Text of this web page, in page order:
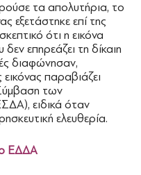
τα απολυτήρια, το
εξετάστηκε επί της
ότι η εικόνα
δεν επηρεάζει τη δίκαιη
διαφώνησαν,
παραβιάζει
των
ειδικά όταν
ελευθερία.
ΕΔΔΑ